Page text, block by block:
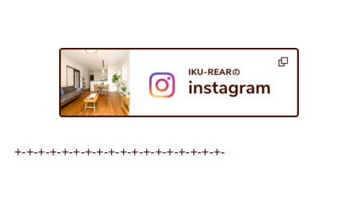
+-+-+-+-+-+-+-+-+-+-+-+-+-+-+-+-+-+-